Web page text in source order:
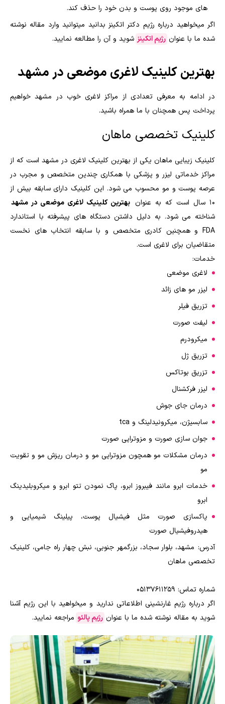
های موجود روی پوست و بدن خود را حذف کند.
اگر میخواهید درباره رژیم دکتر اتکینز بدانید میتوانید وارد مقاله نوشته
شده ما با عنوان رژیم اتکینز شوید و آن را مطالعه نمایید.
بهترین کلینیک لاغری موضعی در مشهد
در ادامه به معرفی تعدادی از مراکز لاغری خوب در مشهد خواهیم
پرداخت پس همچنان با ما همراه باشید.
کلینیک تخصصی ماهان
کلینیک زیبایی ماهان یکی از بهترین کلینیک لاغری در مشهد است که از
مراکز خدماتی لیزر و پزشکی با همکاری چندین متخصص و مجرب در
عرصه پوست و مو محسوب می شود. این کلینیک دارای سابقه بیش از
۱۰ سال است که به عنوان
بهترین کلینیک لاغری موضعی در مشهد
شناخته می شود. به دلیل داشتن دستگاه های پیشرفته با استاندارد
FDA و همچنین کادری متخصص و با سابقه انتخاب های نخست
متقاضیان برای لاغری است.
خدمات:
لاغری موضعی
لیزر مو های زائد
تزریق فیلر
لیفت صورت
میکرودرم
تزریق ژل
تزریق بوتاکس
لیزر فرکشنال
درمان جای جوش
سابسیژن، میکرونیدلینگ و tca
جوان سازی صورت و مزوتراپی صورت
درمان مشکلات مو همچون مزوتراپی مو و درمان ریزش مو و تقویت
مو
خدمات ابرو مانند فیبروز ابرو، پاک نمودن تتو ابرو و میکروبلیدینگ
ابرو
پاکسازی صورت مثل فیشیال پوست، پیلینگ شیمیایی و
هیدروفیشیال صورت
آدرس: مشهد، بلوار سجاد، بزرگمهر جنوبی، نبش چهار راه جامی، کلینیک
تخصصی ماهان
شماره تماس: 05137611259
اگر درباره رژیم غارنشینی اطلاعاتی ندارید و میخواهید با این رژیم آشنا
شوید به مقاله نوشته شده ما با عنوان رژیم پالئو مراجعه نمایید.